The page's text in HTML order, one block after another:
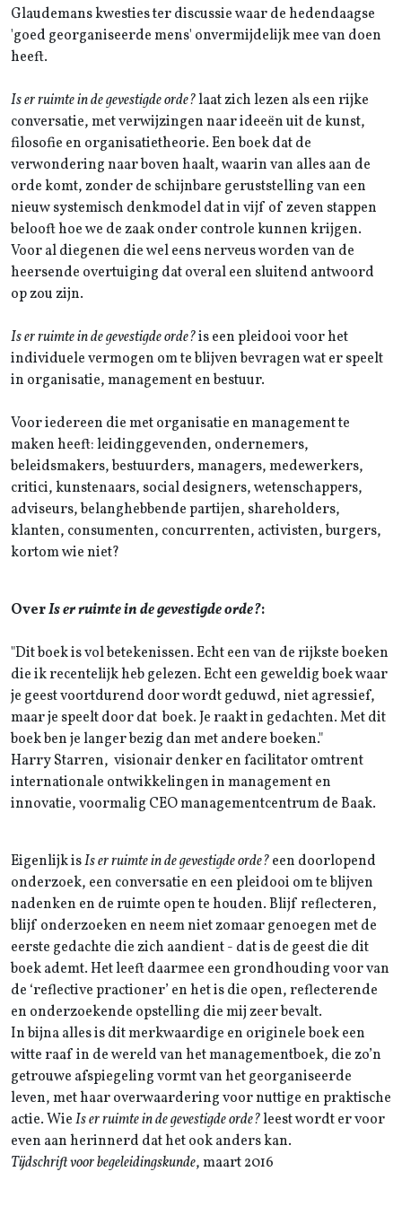
Glaudemans kwesties ter discussie waar de hedendaagse
'goed georganiseerde mens' onvermijdelijk mee van doen
heeft.
Is er ruimte in de gevestigde orde?laat zich lezen als een rijke
conversatie, met verwijzingen naar ideeën uit de kunst,
filosofie en organisatietheorie. Een boek dat de
verwondering naar boven haalt, waarin van alles aan de
orde komt, zonder de schijnbare geruststelling van een
nieuw systemisch denkmodel dat in vijf of zeven stappen
belooft hoe we de zaak onder controle kunnen krijgen.
Voor al diegenen die wel eens nerveus worden van de
heersende overtuiging dat overal een sluitend antwoord
op zou zijn.
Is er ruimte in de gevestigde orde?is een pleidooi voor het
individuele vermogen om te blijven bevragen wat er speelt
in organisatie, management en bestuur.
Voor iedereen die met organisatie en management te
maken heeft: leidinggevenden, ondernemers,
beleidsmakers, bestuurders, managers, medewerkers,
critici, kunstenaars, social designers, wetenschappers,
adviseurs, belanghebbende partijen, shareholders,
klanten, consumenten, concurrenten, activisten, burgers,
kortom wie niet?
OverIs er ruimte in de gevestigde orde?:
"Dit boek is vol betekenissen. Echt een van de rijkste boeken
die ik recentelijk heb gelezen. Echt een geweldig boek waar
je geest voortdurend door wordt geduwd, niet agressief,
maar je speelt door dat boek. Je raakt in gedachten. Met dit
boek ben je langer bezig dan met andere boeken."
Harry Starren, visionair denker en facilitator omtrent
internationale ontwikkelingen in management en
innovatie, voormalig CEO managementcentrum de Baak.
Eigenlijk isIs er ruimte in de gevestigde orde?een doorlopend
onderzoek, een conversatie en een pleidooi om te blijven
nadenken en de ruimte open te houden. Blijf reflecteren,
blijf onderzoeken en neem niet zomaar genoegen met de
eerste gedachte die zich aandient - dat is de geest die dit
boek ademt. Het leeft daarmee een grondhouding voor van
de ‘reflective practioner’ en het is die open, reflecterende
en onderzoekende opstelling die mij zeer bevalt.
In bijna alles is dit merkwaardige en originele boek een
witte raaf in de wereld van het managementboek, die zo’n
getrouwe afspiegeling vormt van het georganiseerde
leven, met haar overwaardering voor nuttige en praktische
actie. WieIs er ruimte in de gevestigde orde?leest wordt er voor
even aan herinnerd dat het ook anders kan.
Tijdschrift voor begeleidingskunde, maart 2016